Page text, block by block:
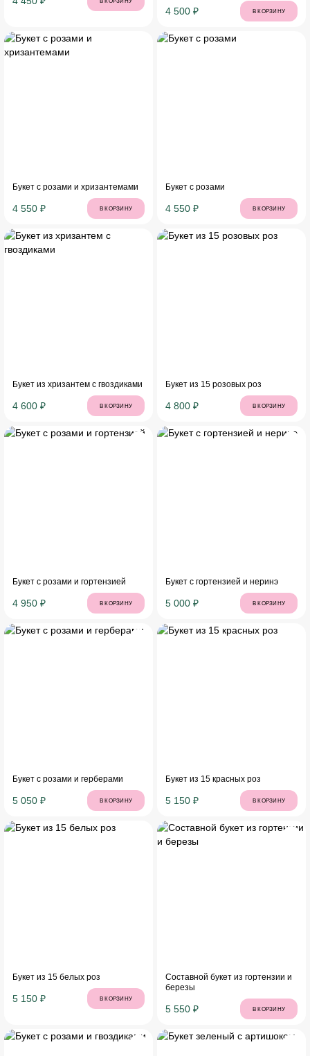
4 500 ₽ В КОРЗИНУ
Букет с розами и хризантемами
4 550 ₽ В КОРЗИНУ
Букет с розами
4 550 ₽ В КОРЗИНУ
Букет из хризантем с гвоздиками
4 600 ₽ В КОРЗИНУ
Букет из 15 розовых роз
4 800 ₽ В КОРЗИНУ
Букет с розами и гортензией
4 950 ₽ В КОРЗИНУ
Букет с гортензией и неринэ
5 000 ₽ В КОРЗИНУ
Букет с розами и герберами
5 050 ₽ В КОРЗИНУ
Букет из 15 красных роз
5 150 ₽ В КОРЗИНУ
Букет из 15 белых роз
5 150 ₽ В КОРЗИНУ
Составной букет из гортензии и
березы
5 550 ₽ В КОРЗИНУ